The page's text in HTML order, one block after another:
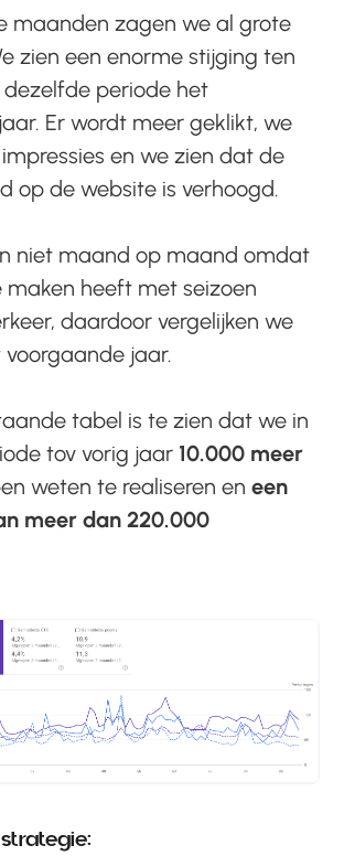
maanden zagen we al grote
zien een enorme stijging ten
periode het
Er wordt meer geklikt, we
en we zien dat de
op de website is verhoogd.
niet maand op maand omdat
heeft met seizoen
daardoor vergelijken we
jaar.
tabel is te zien dat we in
tov vorig jaar 10.000 meer
weten te realiseren eneen
meer dan 220.000